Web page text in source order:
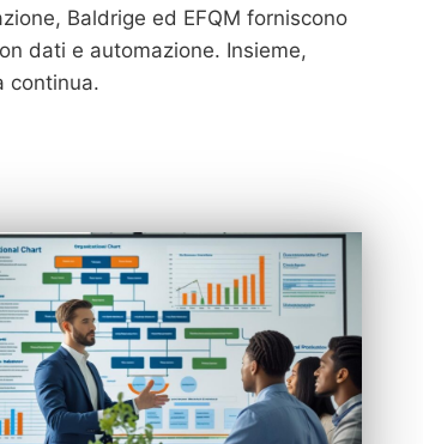
Baldrige ed EFQM forniscono
dati e automazione. Insieme,
continua.